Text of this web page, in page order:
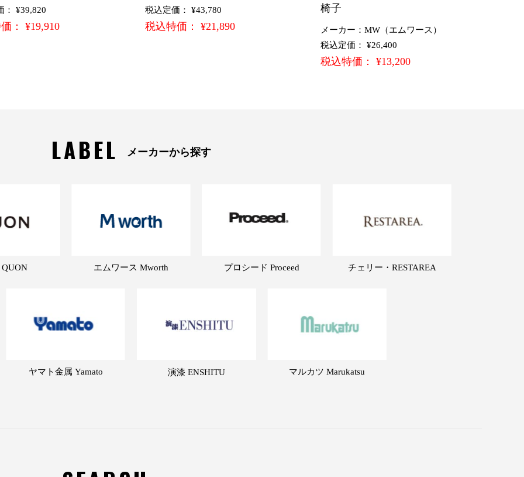
： ¥39,820
： ¥19,910
税込定価： ¥43,780
税込特価： ¥21,890
椅子
メーカー：MW（エムワース）
税込定価： ¥26,400
税込特価： ¥13,200
LABEL メーカーから探す
エムワース Mworth プロシード Proceed チェリー・RESTAREA
ヤマト金属 Yamato 演漆 ENSHITU マルカツ Marukatsu